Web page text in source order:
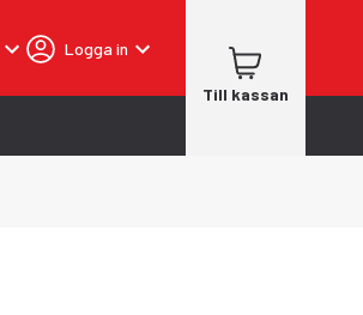
Logga in
Till kassan